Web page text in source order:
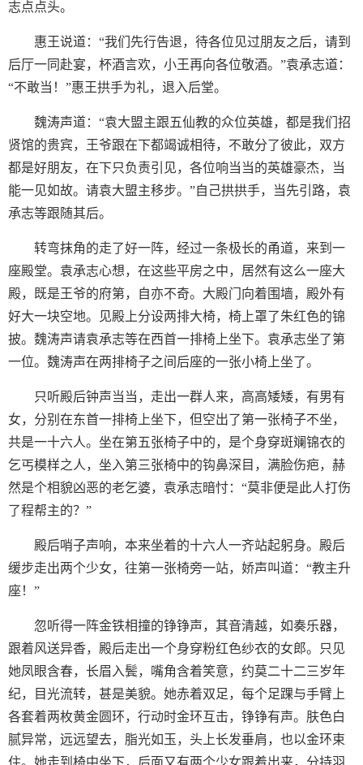
志点点头。
惠王说道：“我们先行告退，待各位见过朋友之后，请到
后厅一同赴宴，杯酒言欢，小王再向各位敬酒。”袁承志道：
“不敢当！”惠王拱手为礼，退入后堂。
魏涛声道：“袁大盟主跟五仙教的众位英雄，都是我们招
贤馆的贵宾，王爷跟在下都竭诚相待，不敢分了彼此，双方
都是好朋友，在下只负责引见，各位响当当的英雄豪杰，当
能一见如故。请袁大盟主移步。”自己拱拱手，当先引路，袁
承志等跟随其后。
转弯抹角的走了好一阵，经过一条极长的甬道，来到一
座殿堂。袁承志心想，在这些平房之中，居然有这么一座大
殿，既是王爷的府第，自亦不奇。大殿门向着围墙，殿外有
好大一块空地。见殿上分设两排大椅，椅上罩了朱红色的锦
披。魏涛声请袁承志等在西首一排椅上坐下。袁承志坐了第
一位。魏涛声在两排椅子之间后座的一张小椅上坐了。
只听殿后钟声当当，走出一群人来，高高矮矮，有男有
女，分别在东首一排椅上坐下，但空出了第一张椅子不坐，
共是一十六人。坐在第五张椅子中的，是个身穿斑斓锦衣的
乞丐模样之人，坐入第三张椅中的钩鼻深目，满脸伤疤，赫
然是个相貌凶恶的老乞婆，袁承志暗忖：“莫非便是此人打伤
了程帮主的？”
殿后哨子声响，本来坐着的十六人一齐站起躬身。殿后
缓步走出两个少女，往第一张椅旁一站，娇声叫道：“教主升
座！”
忽听得一阵金铁相撞的铮铮声，其音清越，如奏乐器，
跟着风送异香，殿后走出一个身穿粉红色纱衣的女郎。只见
她凤眼含春，长眉入鬓，嘴角含着笑意，约莫二十二三岁年
纪，目光流转，甚是美貌。她赤着双足，每个足踝与手臂上
各套着两枚黄金圆环，行动时金环互击，铮铮有声。肤色白
腻异常，远远望去，脂光如玉，头上长发垂肩，也以金环束
住。她走到椅中坐下，后面又有两个少女跟着出来，分持羽